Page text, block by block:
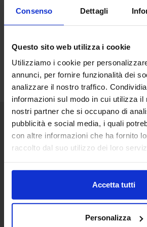
Consenso Dettagli
Questo sito web utilizza i cookie
Utilizziamo i cookie per
annunci, per fornire funzionalità dei
analizzare il nostro traffico.
informazioni sul modo in cui utilizza il
nostri partner che si occupano di
pubblicità e social media, i quali
con altre informazioni che ha fornito
raccolto dal suo utilizzo dei loro
Accetta tutti
Personalizza
Senaf srl
Via Eritrea 21/A
Progetto e direzione